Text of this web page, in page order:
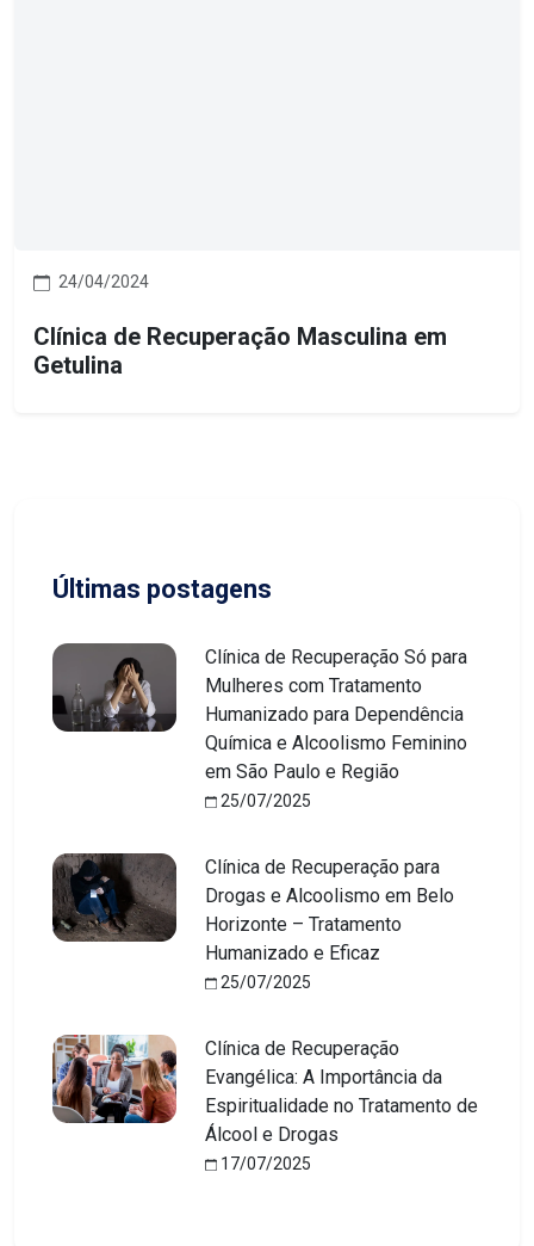
24/04/2024
Clínica de Recuperação Masculina em
Getulina
Últimas postagens
Clínica de Recuperação Só para
Mulheres com Tratamento
Humanizado para Dependência
Química e Alcoolismo Feminino
em São Paulo e Região
25/07/2025
Clínica de Recuperação para
Drogas e Alcoolismo em Belo
Horizonte – Tratamento
Humanizado e Eficaz
25/07/2025
Clínica de Recuperação
Evangélica: A Importância da
Espiritualidade no Tratamento de
Álcool e Drogas
17/07/2025